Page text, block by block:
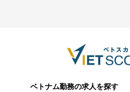
ベトナム勤務の求人を探す